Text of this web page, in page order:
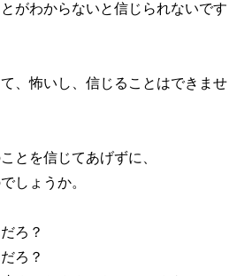
がわからないと信じられないです
、怖いし、信じることはできませ
とを信じてあげずに、
しょうか。
ろ？
ろ？